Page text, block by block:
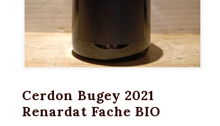
Cerdon Bugey 2021
Renardat Fache BIO